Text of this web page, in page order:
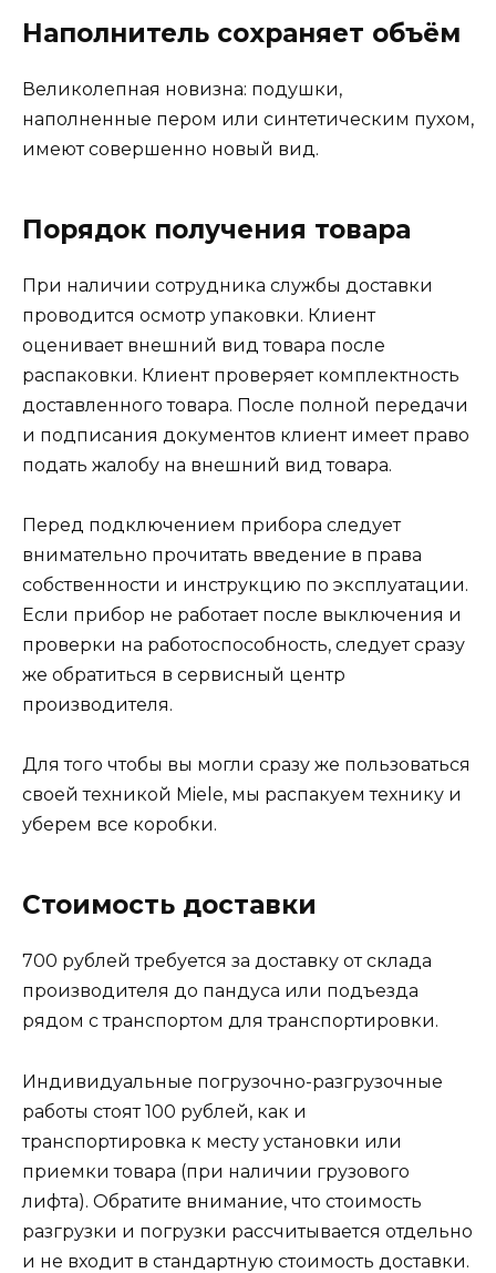
Наполнитель сохраняет объём
Великолепная новизна: подушки,
наполненные пером или синтетическим пухом,
имеют совершенно новый вид.
Порядок получения товара
При наличии сотрудника службы доставки
проводится осмотр упаковки. Клиент
оценивает внешний вид товара после
распаковки. Клиент проверяет комплектность
доставленного товара. После полной передачи
и подписания документов клиент имеет право
подать жалобу на внешний вид товара.
Перед подключением прибора следует
внимательно прочитать введение в права
собственности и инструкцию по эксплуатации.
Если прибор не работает после выключения и
проверки на работоспособность, следует сразу
же обратиться в сервисный центр
производителя.
Для того чтобы вы могли сразу же пользоваться
своей техникой Miele, мы распакуем технику и
уберем все коробки.
Стоимость доставки
700 рублей требуется за доставку от склада
производителя до пандуса или подъезда
рядом с транспортом для транспортировки.
Индивидуальные погрузочно-разгрузочные
работы стоят 100 рублей, как и
транспортировка к месту установки или
приемки товара (при наличии грузового
лифта). Обратите внимание, что стоимость
разгрузки и погрузки рассчитывается отдельно
и не входит в стандартную стоимость доставки.